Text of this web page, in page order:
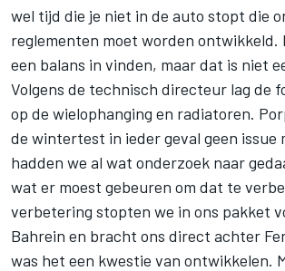
wel tijd die je niet in de auto stopt die
reglementen moet worden ontwikkeld.
een balans in vinden, maar dat is niet
Volgens de technisch directeur lag de
op de wielophanging en radiatoren.
de wintertest in ieder geval geen issue
hadden we al wat onderzoek naar
wat er moest gebeuren om dat te
verbetering stopten we in ons pakket
Bahrein en bracht ons direct achter
was het een kwestie van ontwikkelen.